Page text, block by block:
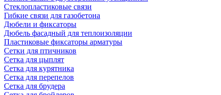
Стеклопластиковые связи
Гибкие связи для газобетона
Дюбели и фиксаторы
Дюбель фасадный для теплоизоляции
Пластиковые фиксаторы арматуры
Сетки для птичников
Сетка для цыплят
Сетка для курятника
Сетка для перепелов
Сетка для брудера